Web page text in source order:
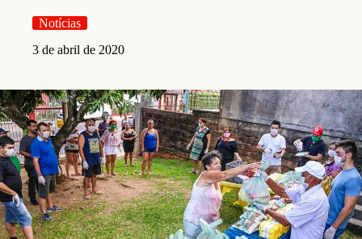
Notícias
3 de abril de 2020